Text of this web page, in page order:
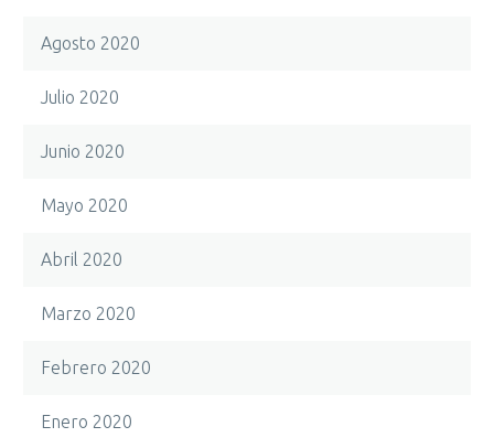
Agosto 2020
Julio 2020
Junio 2020
Mayo 2020
Abril 2020
Marzo 2020
Febrero 2020
Enero 2020